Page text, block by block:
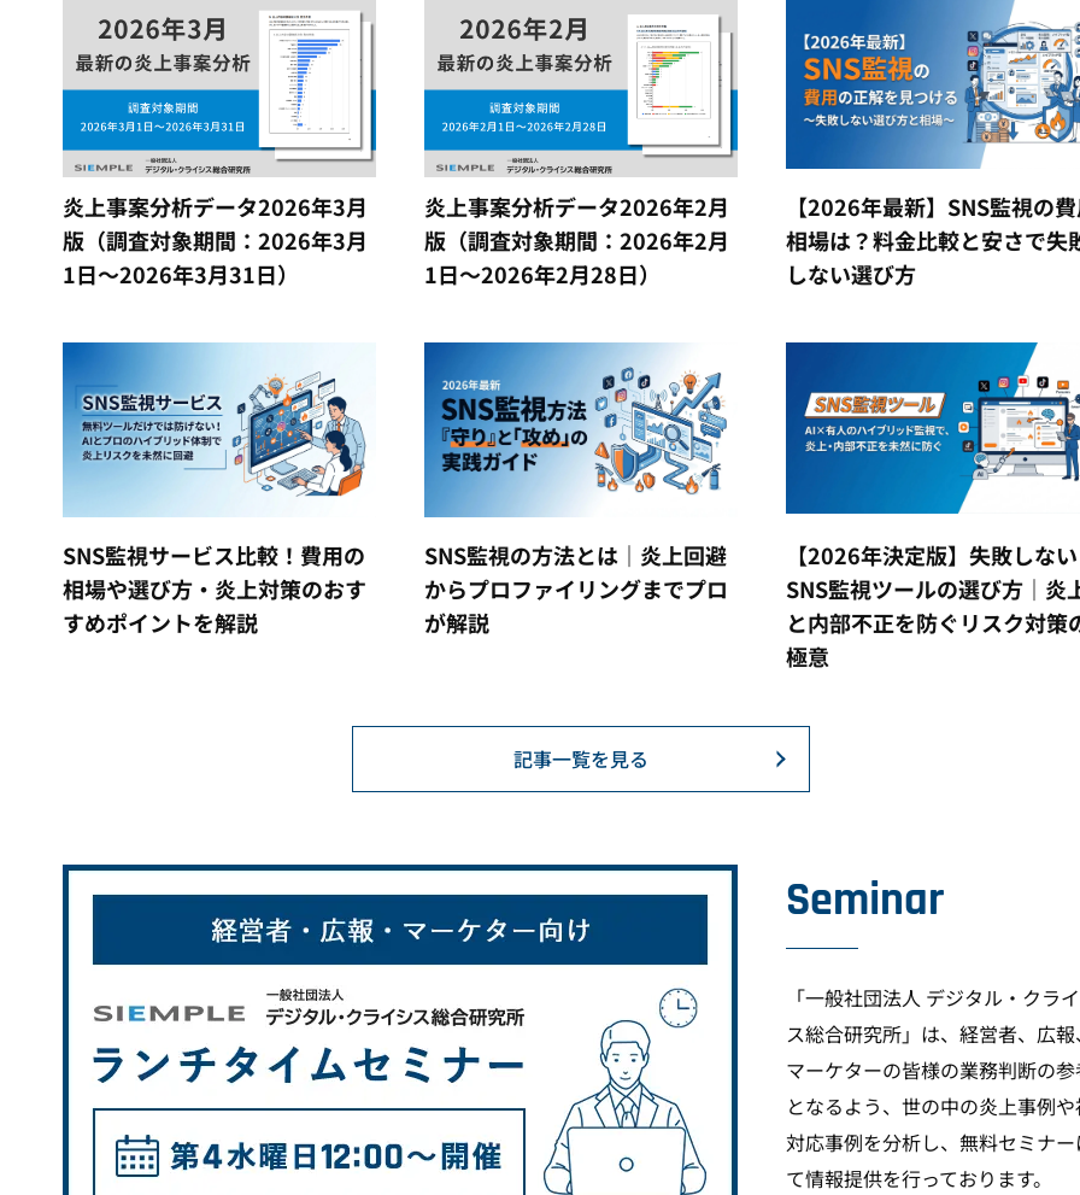
炎上事案分析データ2026年3月
版（調査対象期間：2026年3月
1日～2026年3月31日）
炎上事案分析データ2026年2月
版（調査対象期間：2026年2月
1日～2026年2月28日）
【2026年最新】SNS監視の
相場は？料金比較と安さで失
しない選び方
SNS監視サービス比較！費用の
相場や選び方・炎上対策のおす
すめポイントを解説
SNS監視の方法とは｜炎上回避
からプロファイリングまでプロ
が解説
【2026年決定版】失敗しない
SNS監視ツールの選び方｜炎
と内部不正を防ぐリスク対策
極意
記事一覧を見る
Seminar
「一般社団法人 デジタル・クラ
ス総合研究所」は、経営者、広
マーケターの皆様の業務判断の
となるよう、世の中の炎上事例
対応事例を分析し、無料セミナ
て情報提供を行っております。